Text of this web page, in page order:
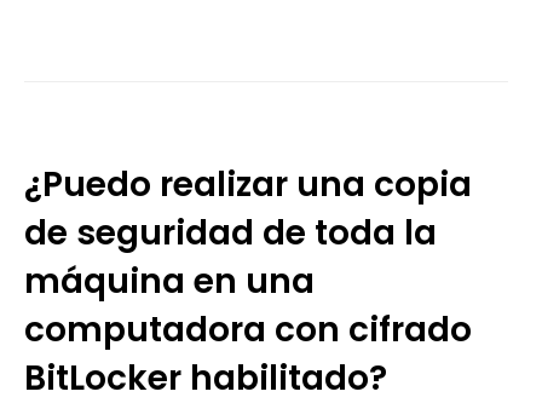
¿Puedo realizar una copia
de seguridad de toda la
máquina en una
computadora con cifrado
BitLocker habilitado?